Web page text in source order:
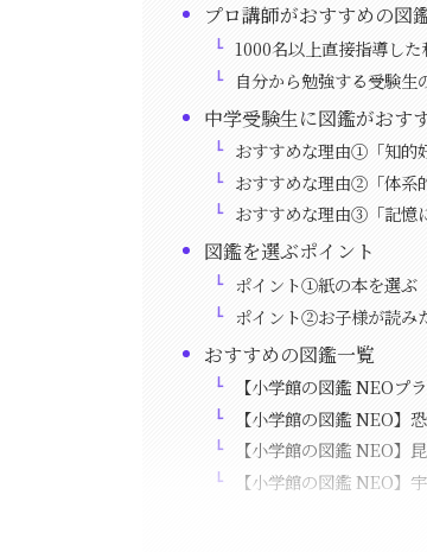
プロ講師がおすすめの図
1000名以上直接指導し
自分から勉強する受験生
中学受験生に図鑑がおす
おすすめな理由①「知的
おすすめな理由②「体系
おすすめな理由③「記憶
図鑑を選ぶポイント
ポイント①紙の本を選ぶ
ポイント②お子様が読み
おすすめの図鑑一覧
【小学館の図鑑 NEOプ
【小学館の図鑑 NEO】
【小学館の図鑑 NEO】
【小学館の図鑑 NEO】